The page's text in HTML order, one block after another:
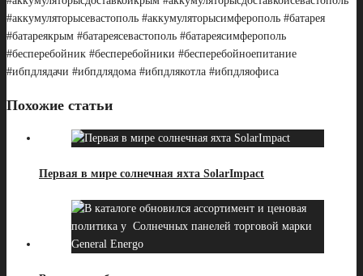
#аккумуляторысевастополь #аккумуляторысимферополь #батарея
#батареякрым #батареясевастополь #батареясимферополь
#бесперебойник #бесперебойники #бесперебойноепитание
#ибпдлядачи #ибпдлядома #ибпдлякотла #ибпдляофиса
Похожие статьи
Первая в мире солнечная яхта SolarImpact